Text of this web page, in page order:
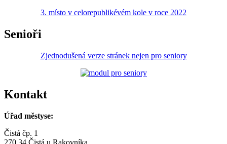
3. místo v celorepublikévém kole v roce 2022
Senioři
Zjednodušená verze stránek nejen pro seniory
Kontakt
Úřad městyse:
Čistá čp. 1
270 34 Čistá u Rakovníka